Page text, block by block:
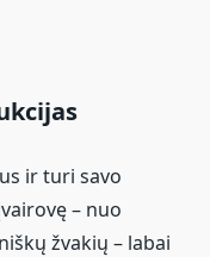
ir turi savo
– nuo
žvakių – labai